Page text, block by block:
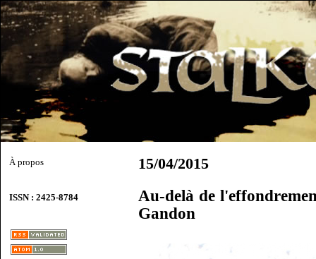
À propos
ISSN : 2425-8784
15/04/2015
Au-delà de
Gandon